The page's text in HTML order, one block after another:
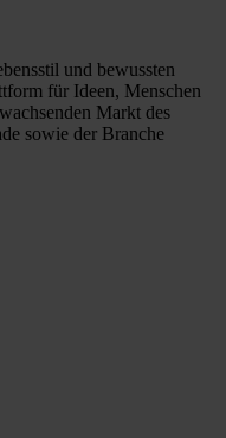
und bewussten
für Ideen, Menschen
Markt des
sowie der Branche